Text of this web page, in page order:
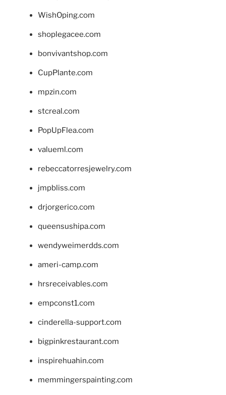
WishOping.com
shoplegacee.com
bonvivantshop.com
CupPlante.com
mpzin.com
stcreal.com
PopUpFlea.com
valueml.com
rebeccatorresjewelry.com
jmpbliss.com
drjorgerico.com
queensushipa.com
wendyweimerdds.com
ameri-camp.com
hrsreceivables.com
empconst1.com
cinderella-support.com
bigpinkrestaurant.com
inspirehuahin.com
memmingerspainting.com